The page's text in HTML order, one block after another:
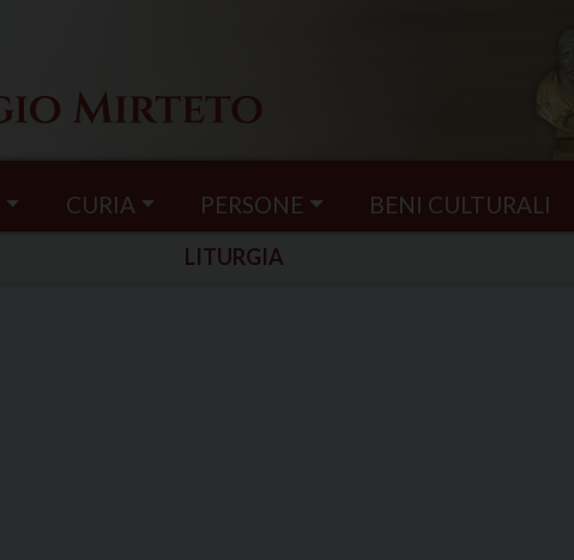
CURIA PERSONE BENI CULTURALI
LITURGIA